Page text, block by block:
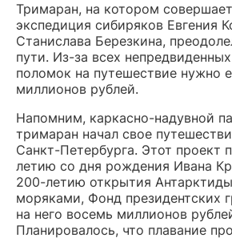
Тримаран, на котором
экспедиция сибиряков Евгения
Станислава Березкина,
пути. Из-за всех
поломок на путешествие нужно
миллионов рублей.
Напомним, каркасно-надувной
тримаран начал свое
Санкт-Петербурга. Этот проект
летию со дня рождения Ивана
200-летию открытия
моряками, Фонд президентских
на него восемь миллионов
Планировалось, что плавание